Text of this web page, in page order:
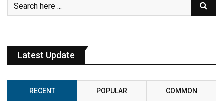
Latest Update
RECENT POPULAR COMMON